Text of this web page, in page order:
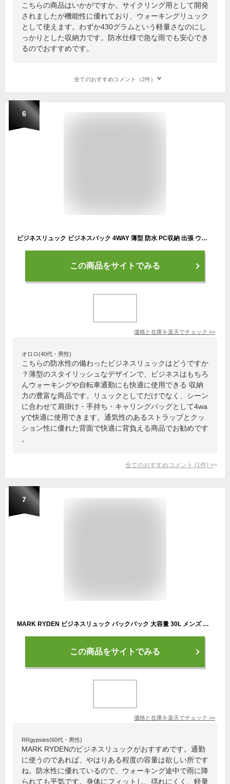
こちらの商品はいかがですか。サイクリング用として開発
されましたが機能性に優れており、ウォーキングリュック
として使えます。わずか430グラムという軽量さなのにし
っかりとした収納力です。防水仕様で急な雨でも安心でき
るのでおすすめです。
全てのおすすめコメント（2件）
6
ビジネスリュック ビジネスバック 4WAY 薄型 防水 PC収納 出張 ウォーキング 自転車通勤 メンズ usbポート 防水 斜め掛け 通勤 通学
この商品をサイトでみる
価格と在庫を楽天でチェック >>
オロロ(40代・男性)
こちらの防水性の備わったビジネスリュックはどうですか
？薄型のスタイリッシュなデザインで、ビジネスはもちろ
んウォーキングや自転車通勤にも快適に使用できる 収納
力の豊富な商品です。リュックとしてだけでなく、シーン
に合わせて肩掛け・手持ち・キャリングバッグとして4wa
yで快適に使用できます。通気性のあるストラップとクッ
ション性に優れた背面で快適に背負える商品でお勧めです
。
全てのおすすめコメント (1 件) >
7
MARK RYDEN ビジネスリュック バックパック 大容量 30L メンズ レディース 3way KKジッパー スタイリッシュ ビジネスバック 軽量 防水 Y PC収納 出張 ウォーキング メンズバック ラップトップ 多機能 防水 ポケット リュック 通勤 通学 旅行 カバン 自転車 USB 送料無料
この商品をサイトでみる
価格と在庫を楽天でチェック >>
RRgypsies(60代・男性)
MARK RYDENのビジネスリュックがおすすめです。通勤
に使うのであれば、やはりある程度の容量は欲しい所です
ね。防水性に優れているので、ウォーキング途中で雨に降
られても平気です。身体にフィットし、揺れにくく、軽量